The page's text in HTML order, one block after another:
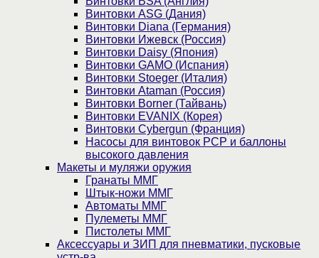
Винтовки ASG (Дания)
Винтовки Diana (Германия)
Винтовки Ижевск (Россия)
Винтовки Daisy (Япония)
Винтовки GAMO (Испания)
Винтовки Stoeger (Италия)
Винтовки Ataman (Россия)
Винтовки Borner (Тайвань)
Винтовки EVANIX (Корея)
Винтовки Cybergun (Франция)
Насосы для винтовок PCP и баллоны
высокого давления
Макеты и муляжи оружия
Гранаты ММГ
Штык-ножи ММГ
Автоматы ММГ
Пулеметы ММГ
Пистолеты ММГ
Аксессуары и ЗИП для пневматики, пусковые